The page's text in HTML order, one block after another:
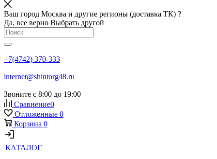
Ваш город Москва и другие регионы (доставка ТК) ?
Да, все верно Выбрать другой
+7(4742) 370-333
internet@shintorg48.ru
Звоните с 8:00 до 19:00
Сравнение0
Отложенные 0
Корзина 0
КАТАЛОГ